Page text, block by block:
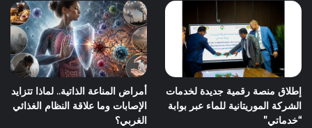
إطلاق منصة رقمية جديدة لخدمات
الشركة الموريتانية للماء عبر بوابة
“خدماتي”
أمراض المناعة الذاتية.. لماذا تتزايد
الإصابات وما علاقة النظام الغذائي
الغربي؟